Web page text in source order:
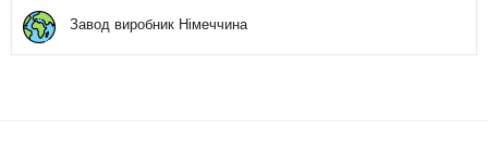
Завод виробник Німеччина